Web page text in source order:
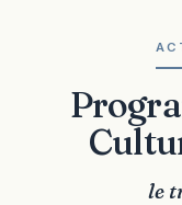
Programme de France
le